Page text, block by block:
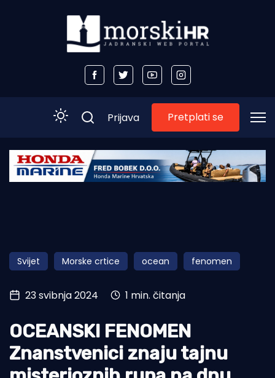
Početna
Obala
Otoci
Turizam i nautika
Pomorstvo
Ribolov
Ekologija
Prijava Pretplati se
Svijet Morske crtice ocean fenomen
23 svibnja 2024 1 min. čitanja
OCEANSKI FENOMEN
Znanstvenici znaju tajnu